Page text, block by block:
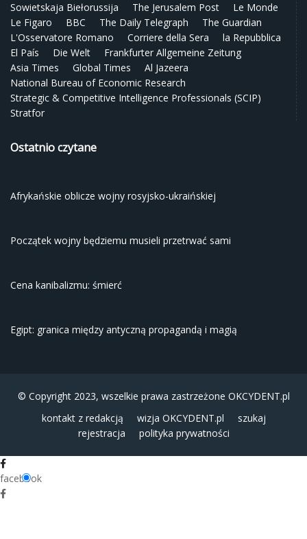
Sowietskaja Biełorussija
The Jerusalem Post
Le Monde
Le Figaro
BBC The Daily Telegraph
The Guardian
L'Osservatore Romano
Corriere della Sera
la Repubblica
El País
Die Welt
Frankfurter Allgemeine Zeitung
Asia Times
Global Times
Al Jazeera
National Bureau of Economic Research
Strategic & Competitive Intelligence Professionals (SCIP)
Stratfor
Ostatnio czytane
Afrykańskie oblicze wojny rosyjsko-ukraińskiej
Początek wojny będziemu musieli przetrwać sami
Cena kanibalizmu: śmierć
Egipt: granica między antyczną propagandą i magią
© Copyright 2023, wszelkie prawa zastrzeżone OKCYDENT.pl
kontakt z redakcją
wizja OKCYDENT.pl
szukaj
rejestracja
polityka prywatności
facebook